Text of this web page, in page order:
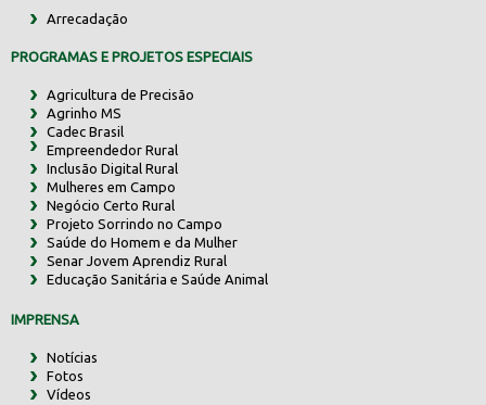
Arrecadação
PROGRAMAS E PROJETOS ESPECIAIS
Agricultura de Precisão
Agrinho MS
Cadec Brasil
Empreendedor Rural
Inclusão Digital Rural
Mulheres em Campo
Negócio Certo Rural
Projeto Sorrindo no Campo
Saúde do Homem e da Mulher
Senar Jovem Aprendiz Rural
Educação Sanitária e Saúde Animal
IMPRENSA
Notícias
Fotos
Vídeos